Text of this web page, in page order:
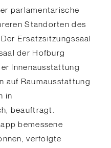
parlamentarische
Standorten des
Ersatzsitzungssaal
der Hofburg
Innenausstattung
auf Raumausstattung
in
beauftragt.
bemessene
verfolgte